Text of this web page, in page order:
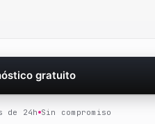
gratuito
de 24h Sin compromiso